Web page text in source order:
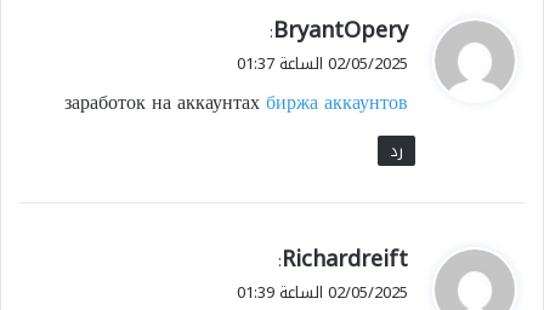
ي
ق
ل
BryantOpery
:
02/05/2025 الساعة 01:37
заработок на аккаунтахбиржа аккаунтов
رد
ي
ق
Richardreift
:
02/05/2025 الساعة 01:39